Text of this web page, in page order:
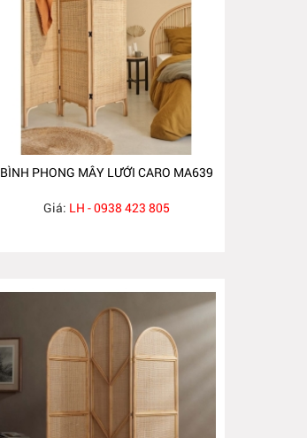
BÌNH PHONG MÂY LƯỚI CARO MA639
Giá: LH - 0938 423 805